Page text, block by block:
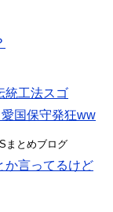
統工法スゴ
国保守発狂ww
まとめブログ
か言ってるけど